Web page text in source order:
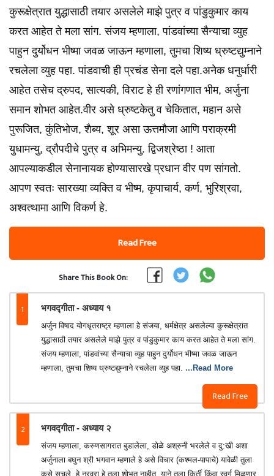
कुरूक्षेत्रात युद्धासाठी तयार असलेले माझे पुत्र व पांडुकुमार काय
करत आहेत ते मला सांग. संजय म्हणाला, पांडवांच्या सैन्याचा व्युह
पाहुन दुर्योधन भीष्मा जवळ जाऊन म्हणाला, तुमचा शिष्य ध्रुष्टद्युम्नाने
रचलेला व्युह पहा. पांडवाची ही प्रचंड सेना दले पहा.अनेक धनुर्धारी
आहेत तसेच द्रुपद, सात्यकी, विराट हे ही रणांगणात भीम, अर्जुना
समान शोभत आहेत.वीर असे ध्रुष्टकेतु व चेकितात, महान असे
पुरूजित, कुंतिभोज, शैब्य, शूर असा ऊत्तमौजा आणि पराक्रमी
युधामन्यु, द्रौपदीचे पुत्र व अभिमन्यु. द्विजश्रेष्ठा ! आता
आपल्याकडील सेनानायक होण्यासारखे प्रधान वीर पण सांगतो.
आपण स्वतः सारख्या व्यक्ति व भीष्म, कृपाचार्य, कर्ण, भुरिश्रवा,
अश्वत्थामा आणि विकर्ण हे.
Read Free
Share This Book On:
1 भगवद्गीता - अध्याय १
Read Free
अर्जुन विषाद योगधृतराष्ट्र म्हणाला हे संजया, धर्मक्षेत्र असलेल्या कुरूक्षेत्रात
युद्धासाठी तयार असलेले माझे पुत्र व पांडुकुमार काय करत आहेत ते मला सांग.
संजय म्हणाला, पांडवांच्या सैन्याचा व्युह पाहुन दुर्योधन भीष्मा जवळ जाऊन
म्हणाला, तुमचा शिष्य ध्रुष्टद्युम्नाने रचलेला व्युह पहा. ...Read More
2 भगवद्गीता - अध्याय २
संजय म्हणाला, करुणसागरात बुडालेला, डोळे अश्रुनी भरलेले व दु:खी अशा
अर्जुनाला बघुन श्री भगवान म्हणाले हे असे विचार (कश्मल-पापाचे) यावेळी तुला
कसे सुचले. हे नरवरा हे तुला शोभत नाहीत. याने तुला किर्ती किंवा स्वर्ग मिळणार